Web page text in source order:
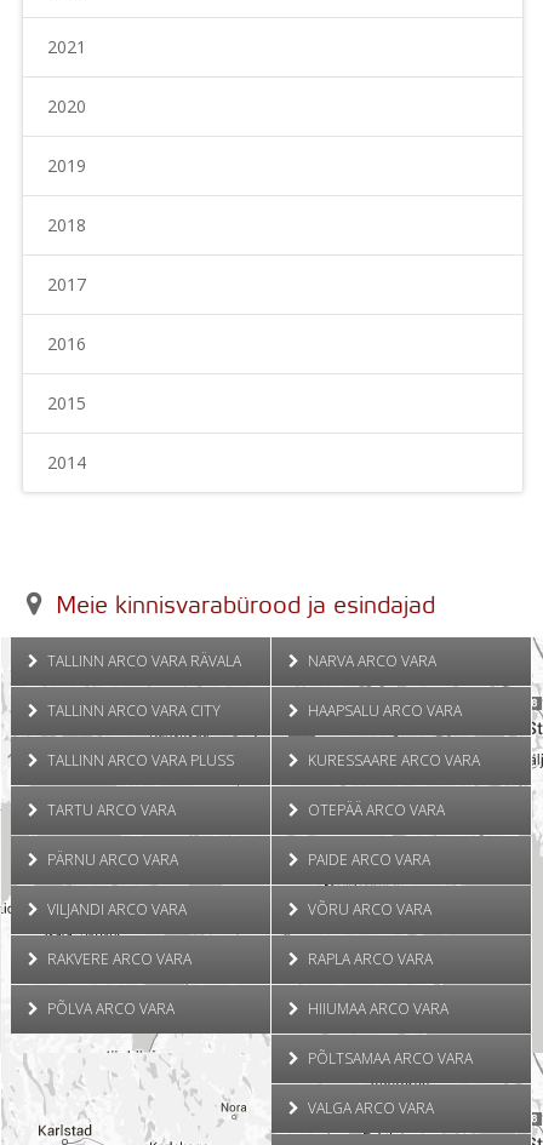
2021
2020
2019
2018
2017
2016
2015
2014
Meie kinnisvarabürood ja esindajad
TALLINN ARCO VARA RÄVALA
TALLINN ARCO VARA CITY
TALLINN ARCO VARA PLUSS
TARTU ARCO VARA
PÄRNU ARCO VARA
VILJANDI ARCO VARA
RAKVERE ARCO VARA
PÕLVA ARCO VARA
NARVA ARCO VARA
HAAPSALU ARCO VARA
KURESSAARE ARCO VARA
OTEPÄÄ ARCO VARA
PAIDE ARCO VARA
VÕRU ARCO VARA
RAPLA ARCO VARA
HIIUMAA ARCO VARA
PÕLTSAMAA ARCO VARA
VALGA ARCO VARA